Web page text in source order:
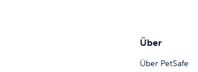
Über
Über PetSafe